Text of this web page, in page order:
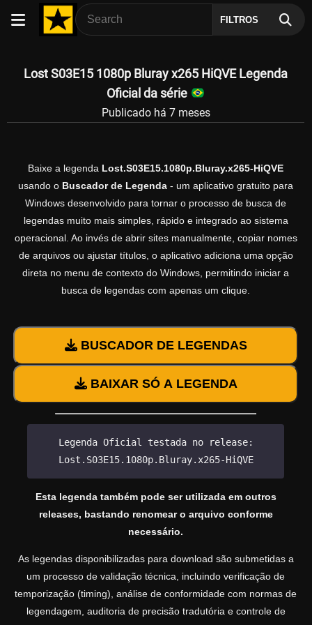
FILTROS
Lost S03E15 1080p Bluray x265 HiQVE Legenda
Oficial da série
Publicado há 7 meses
Baixe a legenda Lost.S03E15.1080p.Bluray.x265-HiQVE
usando o Buscador de Legenda - um aplicativo gratuito para
Windows desenvolvido para tornar o processo de busca de
legendas muito mais simples, rápido e integrado ao sistema
operacional. Ao invés de abrir sites manualmente, copiar nomes
de arquivos ou ajustar títulos, o aplicativo adiciona uma opção
direta no menu de contexto do Windows, permitindo iniciar a
busca de legendas com apenas um clique.
BUSCADOR DE LEGENDAS
BAIXAR SÓ A LEGENDA
Legenda Oficial testada no release:
Lost.S03E15.1080p.Bluray.x265-HiQVE
Esta legenda também pode ser utilizada em outros
releases, bastando renomear o arquivo conforme
necessário.
As legendas disponibilizadas para download são submetidas a
um processo de validação técnica, incluindo verificação de
temporização (timing), análise de conformidade com normas de
legendagem, auditoria de precisão tradutória e controle de